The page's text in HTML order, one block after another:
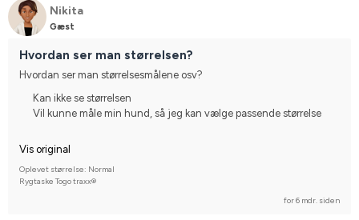
Nikita
Gæst
Hvordan ser man størrelsen?
Hvordan ser man størrelsesmålene osv?
Kan ikke se størrelsen
Vil kunne måle min hund, så jeg kan vælge passende størrelse
Vis original
Oplevet størrelse: Normal
Rygtaske Togo traxx®
for 6 mdr. siden